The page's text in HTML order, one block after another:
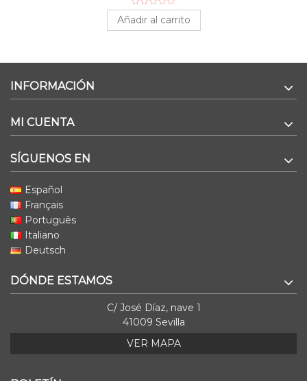
Añadir al carrito
INFORMACIÓN
MI CUENTA
SÍGUENOS EN
Español
Français
Português
Italiano
Deutsch
DÓNDE ESTAMOS
C/ José Díaz, nave 1
41009 Sevilla
VER MAPA